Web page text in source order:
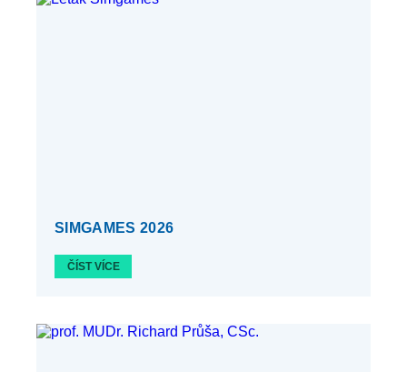
SIMGAMES 2026
ČÍST VÍCE